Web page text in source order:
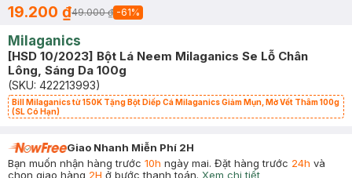
19.200 ₫49.000 ₫ -61%
Milaganics
[HSD 10/2023] Bột Lá Neem Milaganics Se Lỗ Chân
Lông, Sáng Da 100g
(SKU: 422213993)
Bill Milaganics từ 150K Tặng Bột Diếp Cá Milaganics Giảm Mụn, Mờ Vết Thâm 100g
(SL Có Hạn)
Giao Nhanh Miễn Phí 2H
Bạn muốn nhận hàng trước 10h ngày mai. Đặt hàng trước 24h và
chọn giao hàng 2H ở bước thanh toán. Xem chi tiết